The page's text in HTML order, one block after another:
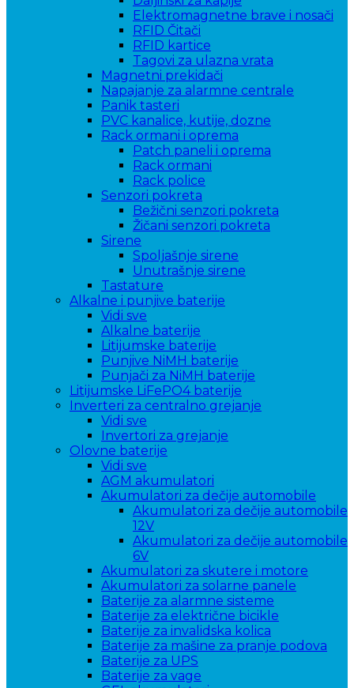
Elektromagnetne brave i nosači
RFID Čitači
RFID kartice
Tagovi za ulazna vrata
Magnetni prekidači
Napajanje za alarmne centrale
Panik tasteri
PVC kanalice, kutije, dozne
Rack ormani i oprema
Patch paneli i oprema
Rack ormani
Rack police
Senzori pokreta
Bežični senzori pokreta
Žičani senzori pokreta
Sirene
Spoljašnje sirene
Unutrašnje sirene
Tastature
Alkalne i punjive baterije
Vidi sve
Alkalne baterije
Litijumske baterije
Punjive NiMH baterije
Punjači za NiMH baterije
Litijumske LiFePO4 baterije
Inverteri za centralno grejanje
Vidi sve
Invertori za grejanje
Olovne baterije
Vidi sve
AGM akumulatori
Akumulatori za dečije automobile
Akumulatori za dečije automobile
12V
Akumulatori za dečije automobile
6V
Akumulatori za skutere i motore
Akumulatori za solarne panele
Baterije za alarmne sisteme
Baterije za električne bicikle
Baterije za invalidska kolica
Baterije za mašine za pranje podova
Baterije za UPS
Baterije za vage